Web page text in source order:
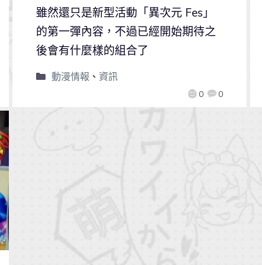
0 0
雖然還只是新型活動「異次元 Fes」
的第一彈內容，不過已經開始期待之
後會有什麼樣的組合了
動漫情報 、 資訊